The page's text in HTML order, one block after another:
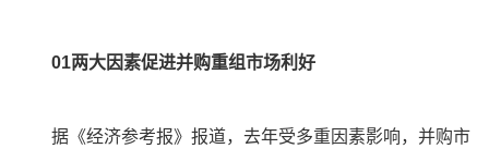
01两大因素促进并购重组市场利好
据《经济参考报》报道，去年受多重因素影响，并购市